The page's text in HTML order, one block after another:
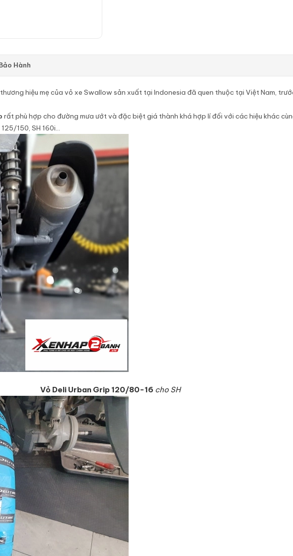
Hành
thương hiệu mẹ của vỏ xe Swallow sản xuất tại Indonesia đã quen thuộc tại Việt Nam,
rất phù hợp cho đường mưa ướt và đặc biệt giá thành khá hợp lí đối với các hiệu khác
150, SH 160i…
Vỏ Deli Urban Grip120/80-16 cho SH